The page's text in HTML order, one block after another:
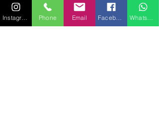
Expérience sous-marine
inoubliable
Phone Email